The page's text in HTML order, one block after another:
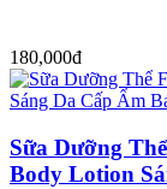
180,000đ
Sữa Dưỡng
Body Lotion